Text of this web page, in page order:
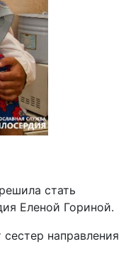
стать
Еленой Гориной.
направления